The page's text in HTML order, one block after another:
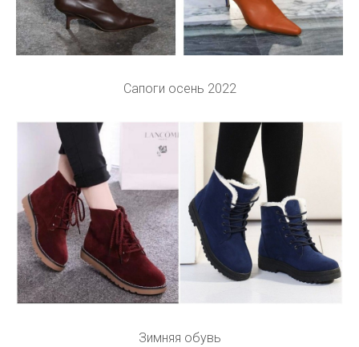
Сапоги осень 2022
Зимняя обувь